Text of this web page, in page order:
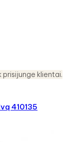
prisijunge klientai.
410135